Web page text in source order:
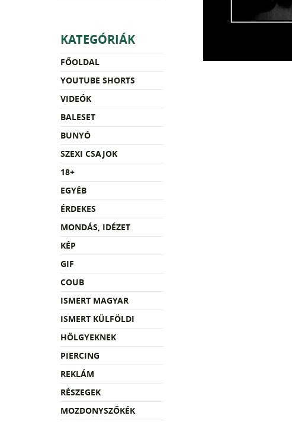
KATEGÓRIÁK
FŐOLDAL
YOUTUBE SHORTS
VIDEÓK
BALESET
BUNYÓ
SZEXI CSAJOK
18+
EGYÉB
ÉRDEKES
MONDÁS, IDÉZET
KÉP
GIF
COUB
ISMERT MAGYAR
ISMERT KÜLFÖLDI
HÖLGYEKNEK
PIERCING
REKLÁM
RÉSZEGEK
MOZDONYSZŐKÉK